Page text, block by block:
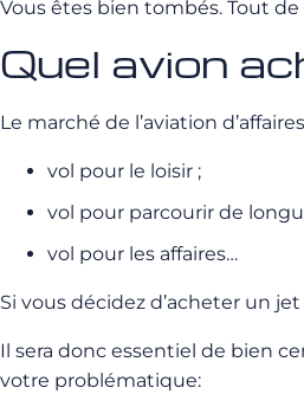
Vous êtes bien tombés. Tout
Quel avion
Le marché de l’aviation
vol pour le loisir ;
vol pour parcourir de
vol pour les affaires…
Si vous décidez d’acheter un
Il sera donc essentiel de bien
votre problématique: